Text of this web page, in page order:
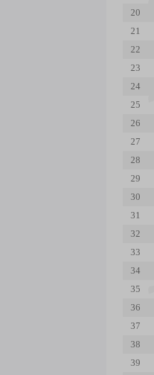
20
21
22
23
24
25
26
27
28
29
30
31
32
33
34
35
36
37
38
39